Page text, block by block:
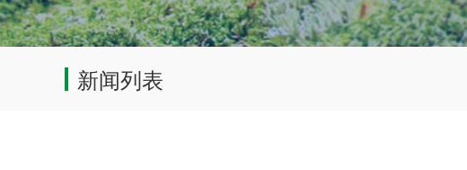
新闻列表